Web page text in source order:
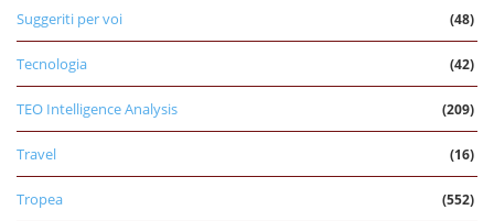
Suggeriti per voi (48)
Tecnologia (42)
TEO Intelligence Analysis (209)
Travel (16)
Tropea (552)